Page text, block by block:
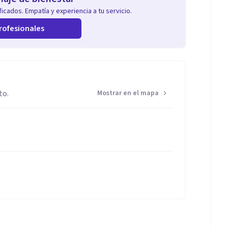
Empatía y experiencia a tu servicio.
Mostrar en el mapa